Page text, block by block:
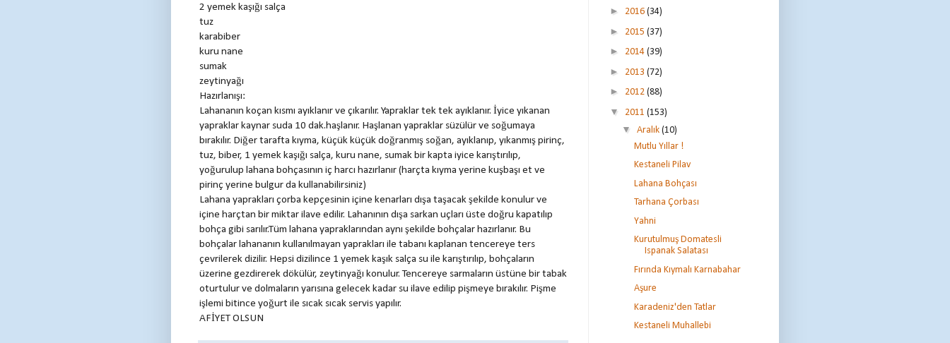
2 yemek kaşığı salça
tuz
karabiber
kuru nane
sumak
zeytinyağı
Hazırlanışı:
Lahananın koçan kısmı ayıklanır ve çıkarılır. Yapraklar tek tek ayıklanır. İyice yıkanan
yapraklar kaynar suda 10 dak.haşlanır. Haşlanan yapraklar süzülür ve soğumaya
bırakılır. Diğer tarafta kıyma, küçük küçük doğranmış soğan, ayıklanıp, yıkanmış pirinç,
tuz, biber, 1 yemek kaşığı salça, kuru nane, sumak bir kapta iyice karıştırılıp,
yoğurulup lahana bohçasının iç harcı hazırlanır (harçta kıyma yerine kuşbaşı et ve
pirinç yerine bulgur da kullanabilirsiniz)
Lahana yaprakları çorba kepçesinin içine kenarları dışa taşacak şekilde konulur ve
içine harçtan bir miktar ilave edilir. Lahanının dışa sarkan uçları üste doğru kapatılıp
bohça gibi sarılır.Tüm lahana yapraklarından aynı şekilde bohçalar hazırlanır. Bu
bohçalar lahananın kullanılmayan yaprakları ile tabanı kaplanan tencereye ters
çevrilerek dizilir. Hepsi dizilince 1 yemek kaşık salça su ile karıştırılıp, bohçaların
üzerine gezdirerek dökülür, zeytinyağı konulur. Tencereye sarmaların üstüne bir tabak
oturtulur ve dolmaların yarısına gelecek kadar su ilave edilip pişmeye bırakılır. Pişme
işlemi bitince yoğurt ile sıcak sıcak servis yapılır.
AFİYET OLSUN
► 2016 (34)
► 2015 (37)
► 2014 (39)
► 2013 (72)
► 2012 (88)
▼ 2011 (153)
▼ Aralık (10)
Mutlu Yıllar !
Kestaneli Pilav
Lahana Bohçası
Tarhana Çorbası
Yahni
Kurutulmuş Domatesli
Ispanak Salatası
Fırında Kıymalı Karnabahar
Aşure
Karadeniz'den Tatlar
Kestaneli Muhallebi